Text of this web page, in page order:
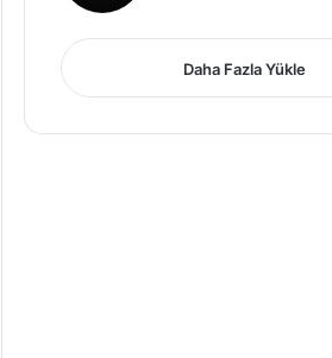
Daha Fazla Yükle